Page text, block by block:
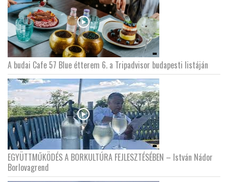
A budai Cafe 57 Blue étterem 6. a Tripadvisor budapesti listáján
EGYÜTTMŰKÖDÉS A BORKULTÚRA FEJLESZTÉSÉBEN – István Nádor
Borlovagrend